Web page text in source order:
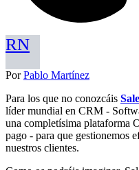
RN
PorPablo Martínez
Para los que no conozcáis
líder mundial en CRM -
una completísima plataforma
pago - para que gestionemos
nuestros clientes.